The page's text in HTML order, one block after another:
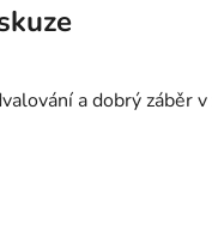
a dobrý záběr v